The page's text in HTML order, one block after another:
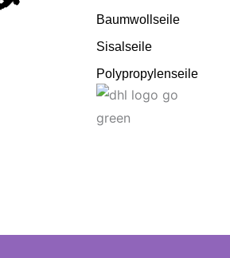
Baumwollseile
Sisalseile
Polypropylenseile